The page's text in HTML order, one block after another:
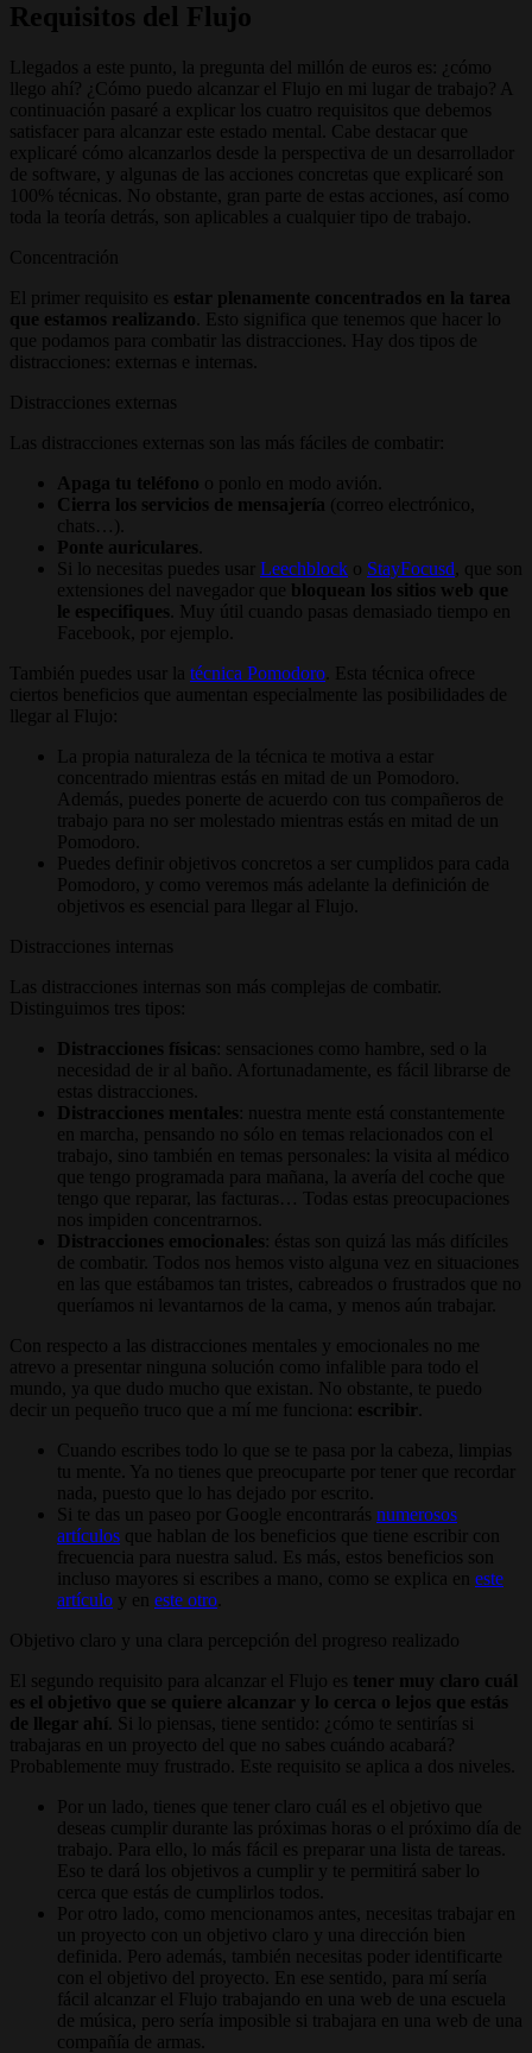
Requisitos del Flujo
Llegados a este punto, la pregunta del millón de euros es: ¿cómo
llego ahí? ¿Cómo puedo alcanzar el Flujo en mi lugar de trabajo? A
continuación pasaré a explicar los cuatro requisitos que debemos
satisfacer para alcanzar este estado mental. Cabe destacar que
explicaré cómo alcanzarlos desde la perspectiva de un desarrollador
de software, y algunas de las acciones concretas que explicaré son
100% técnicas. No obstante, gran parte de estas acciones, así como
toda la teoría detrás, son aplicables a cualquier tipo de trabajo.
Concentración
El primer requisito es estar plenamente concentrados en la tarea
que estamos realizando . Esto significa que tenemos que hacer lo
que podamos para combatir las distracciones. Hay dos tipos de
distracciones: externas e internas.
Distracciones externas
Las distracciones externas son las más fáciles de combatir:
Apaga tu teléfono o ponlo en modo avión.
Cierra los servicios de mensajería (correo electrónico,
chats…).
Ponte auriculares
Si lo necesitas puedes usar Leechblock o StayFocusd , que son
extensiones del navegador que bloquean los sitios web que
le especifiques . Muy útil cuando pasas demasiado tiempo en
Facebook, por ejemplo.
También puedes usar la técnica Pomodoro . Esta técnica ofrece
ciertos beneficios que aumentan especialmente las posibilidades de
llegar al Flujo:
La propia naturaleza de la técnica te motiva a estar
concentrado mientras estás en mitad de un Pomodoro.
Además, puedes ponerte de acuerdo con tus compañeros de
trabajo para no ser molestado mientras estás en mitad de un
Pomodoro.
Puedes definir objetivos concretos a ser cumplidos para cada
Pomodoro, y como veremos más adelante la definición de
objetivos es esencial para llegar al Flujo.
Distracciones internas
Las distracciones internas son más complejas de combatir.
Distinguimos tres tipos:
Distracciones físicas : sensaciones como hambre, sed o la
necesidad de ir al baño. Afortunadamente, es fácil librarse de
estas distracciones.
Distracciones mentales : nuestra mente está constantemente
en marcha, pensando no sólo en temas relacionados con el
trabajo, sino también en temas personales: la visita al médico
que tengo programada para mañana, la avería del coche que
tengo que reparar, las facturas… Todas estas preocupaciones
nos impiden concentrarnos.
Distracciones emocionales : éstas son quizá las más difíciles
de combatir. Todos nos hemos visto alguna vez en situaciones
en las que estábamos tan tristes, cabreados o frustrados que no
queríamos ni levantarnos de la cama, y menos aún trabajar.
Con respecto a las distracciones mentales y emocionales no me
atrevo a presentar ninguna solución como infalible para todo el
mundo, ya que dudo mucho que existan. No obstante, te puedo
decir un pequeño truco que a mí me funciona: escribir
Cuando escribes todo lo que se te pasa por la cabeza, limpias
tu mente. Ya no tienes que preocuparte por tener que recordar
nada, puesto que lo has dejado por escrito.
Si te das un paseo por Google encontrarás numerosos
artículos que hablan de los beneficios que tiene escribir con
frecuencia para nuestra salud. Es más, estos beneficios son
incluso mayores si escribes a mano, como se explica en este
artículo y en este otro
Objetivo claro y una clara percepción del progreso realizado
El segundo requisito para alcanzar el Flujo es tener muy claro cuál
es el objetivo que se quiere alcanzar y lo cerca o lejos que estás
de llegar ahí . Si lo piensas, tiene sentido: ¿cómo te sentirías si
trabajaras en un proyecto del que no sabes cuándo acabará?
Probablemente muy frustrado. Este requisito se aplica a dos niveles.
Por un lado, tienes que tener claro cuál es el objetivo que
deseas cumplir durante las próximas horas o el próximo día de
trabajo. Para ello, lo más fácil es preparar una lista de tareas.
Eso te dará los objetivos a cumplir y te permitirá saber lo
cerca que estás de cumplirlos todos.
Por otro lado, como mencionamos antes, necesitas trabajar en
un proyecto con un objetivo claro y una dirección bien
definida. Pero además, también necesitas poder identificarte
con el objetivo del proyecto. En ese sentido, para mí sería
fácil alcanzar el Flujo trabajando en una web de una escuela
de música, pero sería imposible si trabajara en una web de una
compañía de armas.